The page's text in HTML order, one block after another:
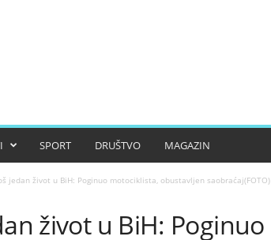
SPORT DRUŠTVO MAGAZIN
jedan život u BiH: Poginuo motociklista, obustavljen saobraćaj(FOTO)
život u BiH: Poginuo